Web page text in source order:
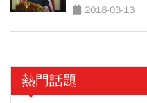
2018-03-13
熱門話題